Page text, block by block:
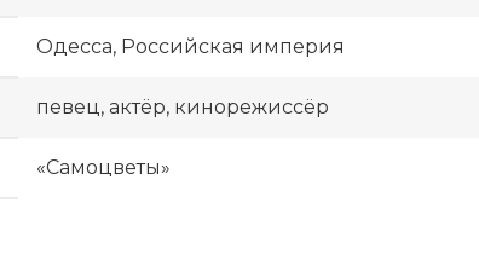
Одесса, Российская империя
певец, актёр, кинорежиссёр
«Самоцветы»